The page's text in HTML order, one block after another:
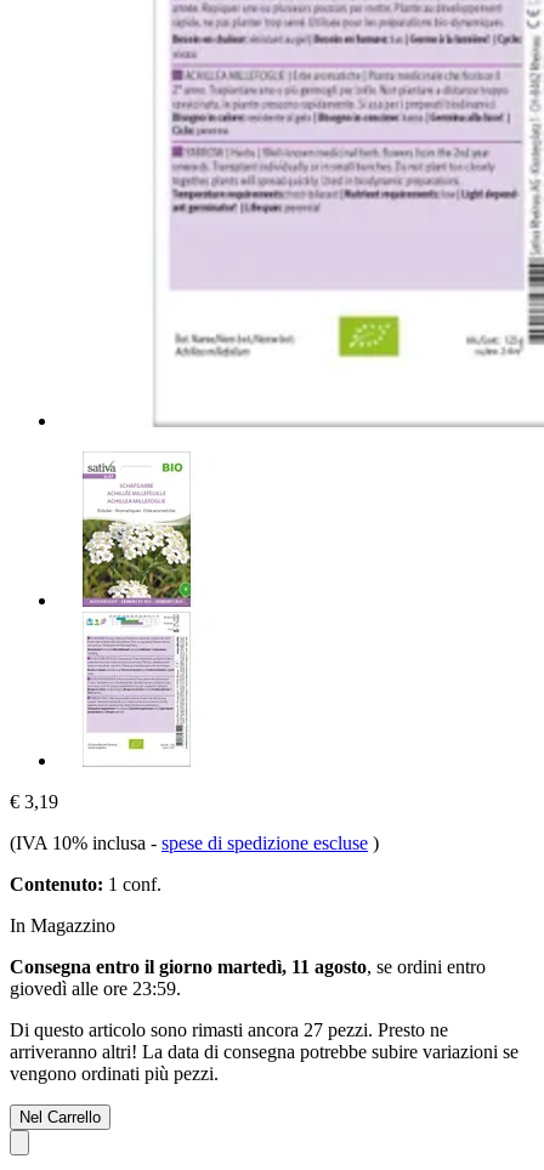
€ 3,19
(IVA 10% inclusa - spese di spedizione escluse )
Contenuto: 1 conf.
In Magazzino
Consegna entro il giorno martedì, 11 agosto, se ordini entro
giovedì alle ore 23:59.
Di questo articolo sono rimasti ancora 27 pezzi. Presto ne
arriveranno altri! La data di consegna potrebbe subire variazioni se
vengono ordinati più pezzi.
Nel Carrello